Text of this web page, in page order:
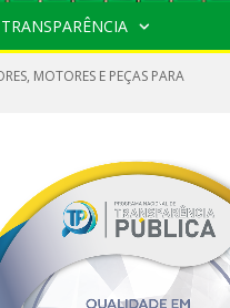
TRANSPARÊNCIA
MOTORES E PEÇAS PARA